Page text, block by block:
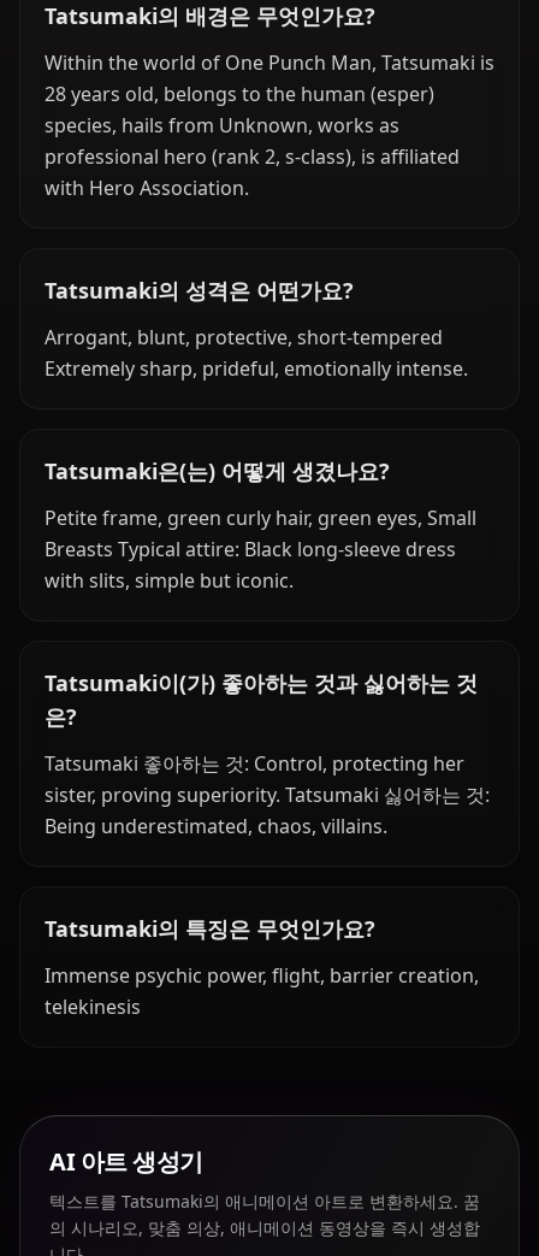
Tatsumaki의 배경은 무엇인가요?
Within the world of One Punch Man, Tatsumaki is
28 years old, belongs to the human (esper)
species, hails from Unknown, works as
professional hero (rank 2, s-class), is affiliated
with Hero Association.
Tatsumaki의 성격은 어떤가요?
Arrogant, blunt, protective, short-tempered
Extremely sharp, prideful, emotionally intense.
Tatsumaki은(는) 어떻게 생겼나요?
Petite frame, green curly hair, green eyes, Small
Breasts Typical attire: Black long-sleeve dress
with slits, simple but iconic.
Tatsumaki이(가) 좋아하는 것과 싫어하는 것
은?
Tatsumaki 좋아하는 것: Control, protecting her
sister, proving superiority. Tatsumaki 싫어하는 것:
Being underestimated, chaos, villains.
Tatsumaki의 특징은 무엇인가요?
Immense psychic power, flight, barrier creation,
telekinesis
AI 아트 생성기
텍스트를 Tatsumaki의 애니메이션 아트로 변환하세요. 꿈
의 시나리오, 맞춤 의상, 애니메이션 동영상을 즉시 생성합